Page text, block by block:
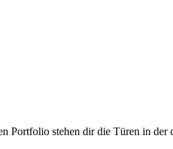
stehen dir die Türen in der